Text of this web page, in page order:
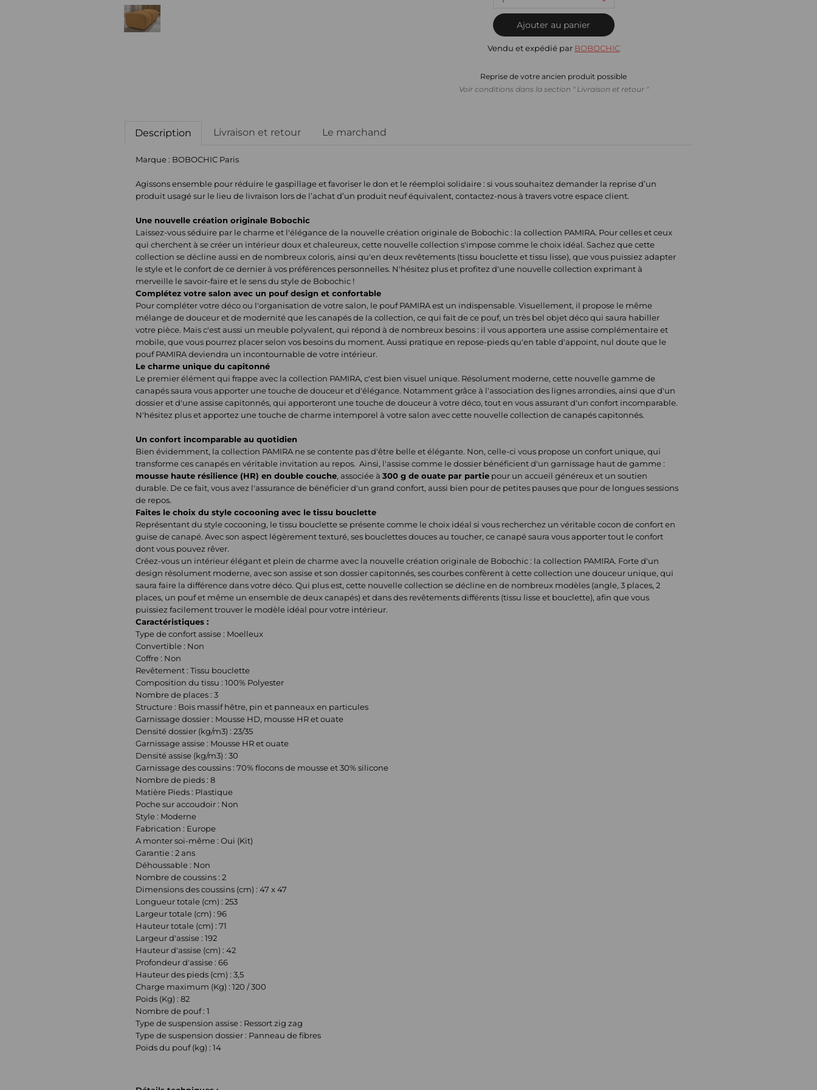
Ajouter au panier
Vendu et expédié par BOBOCHIC
Reprise de votre ancien produit possible
Voir conditions dans la section " Livraison et retour "
Description Livraison et retour Le marchand
Marque : BOBOCHIC Paris
Agissons ensemble pour réduire le gaspillage et favoriser le don et le réemploi solidaire : si vous souhaitez demander la reprise d’un
produit usagé sur le lieu de livraison lors de l’achat d’un produit neuf équivalent, contactez-nous à travers votre espace client.
Une nouvelle création originale Bobochic
Laissez-vous séduire par le charme et l'élégance de la nouvelle création originale de Bobochic : la collection PAMIRA. Pour celles et ceux
qui cherchent à se créer un intérieur doux et chaleureux, cette nouvelle collection s'impose comme le choix idéal. Sachez que cette
collection se décline aussi en de nombreux coloris, ainsi qu'en deux revêtements (tissu bouclette et tissu lisse), que vous puissiez adapter
le style et le confort de ce dernier à vos préférences personnelles. N'hésitez plus et profitez d'une nouvelle collection exprimant à
merveille le savoir-faire et le sens du style de Bobochic !
Complétez votre salon avec un pouf design et confortable
Pour compléter votre déco ou l'organisation de votre salon, le pouf PAMIRA est un indispensable. Visuellement, il propose le même
mélange de douceur et de modernité que les canapés de la collection, ce qui fait de ce pouf, un très bel objet déco qui saura habiller
votre pièce. Mais c'est aussi un meuble polyvalent, qui répond à de nombreux besoins : il vous apportera une assise complémentaire et
mobile, que vous pourrez placer selon vos besoins du moment. Aussi pratique en repose-pieds qu'en table d'appoint, nul doute que le
pouf PAMIRA deviendra un incontournable de votre intérieur.
Le charme unique du capitonné
Le premier élément qui frappe avec la collection PAMIRA, c'est bien visuel unique. Résolument moderne, cette nouvelle gamme de
canapés saura vous apporter une touche de douceur et d'élégance. Notamment grâce à l'association des lignes arrondies, ainsi que d'un
dossier et d'une assise capitonnés, qui apporteront une touche de douceur à votre déco, tout en vous assurant d'un confort incomparable.
N'hésitez plus et apportez une touche de charme intemporel à votre salon avec cette nouvelle collection de canapés capitonnés.
Un confort incomparable au quotidien
Bien évidemment, la collection PAMIRA ne se contente pas d'être belle et élégante. Non, celle-ci vous propose un confort unique, qui
transforme ces canapés en véritable invitation au repos. Ainsi, l'assise comme le dossier bénéficient d'un garnissage haut de gamme :
mousse haute résilience (HR) en double couche, associée à300 g de ouate par partie pour un accueil généreux et un soutien
durable. De ce fait, vous avez l'assurance de bénéficier d'un grand confort, aussi bien pour de petites pauses que pour de longues sessions
de repos.
Faites le choix du style cocooning avec le tissu bouclette
Représentant du style cocooning, le tissu bouclette se présente comme le choix idéal si vous recherchez un véritable cocon de confort en
guise de canapé. Avec son aspect légèrement texturé, ses bouclettes douces au toucher, ce canapé saura vous apporter tout le confort
dont vous pouvez rêver.
Créez-vous un intérieur élégant et plein de charme avec la nouvelle création originale de Bobochic : la collection PAMIRA. Forte d'un
design résolument moderne, avec son assise et son dossier capitonnés, ses courbes confèrent à cette collection une douceur unique, qui
saura faire la différence dans votre déco. Qui plus est, cette nouvelle collection se décline en de nombreux modèles (angle, 3 places, 2
places, un pouf et même un ensemble de deux canapés) et dans des revêtements différents (tissu lisse et bouclette), afin que vous
puissiez facilement trouver le modèle idéal pour votre intérieur.
Caractéristiques :
Type de confort assise : Moelleux
Convertible : Non
Coffre : Non
Revêtement : Tissu bouclette
Composition du tissu : 100% Polyester
Nombre de places : 3
Structure : Bois massif hêtre, pin et panneaux en particules
Garnissage dossier : Mousse HD, mousse HR et ouate
Densité dossier (kg/m3) : 23/35
Garnissage assise : Mousse HR et ouate
Densité assise (kg/m3) : 30
Garnissage des coussins : 70% flocons de mousse et 30% silicone
Nombre de pieds : 8
Matière Pieds : Plastique
Poche sur accoudoir : Non
Style : Moderne
Fabrication : Europe
A monter soi-même : Oui (Kit)
Garantie : 2 ans
Déhoussable : Non
Nombre de coussins : 2
Dimensions des coussins (cm) : 47 x 47
Longueur totale (cm) : 253
Largeur totale (cm) : 96
Hauteur totale (cm) : 71
Largeur d'assise : 192
Hauteur d'assise (cm) : 42
Profondeur d'assise : 66
Hauteur des pieds (cm) : 3,5
Charge maximum (Kg) : 120 / 300
Poids (Kg) : 82
Nombre de pouf : 1
Type de suspension assise : Ressort zig zag
Type de suspension dossier : Panneau de fibres
Poids du pouf (kg) : 14